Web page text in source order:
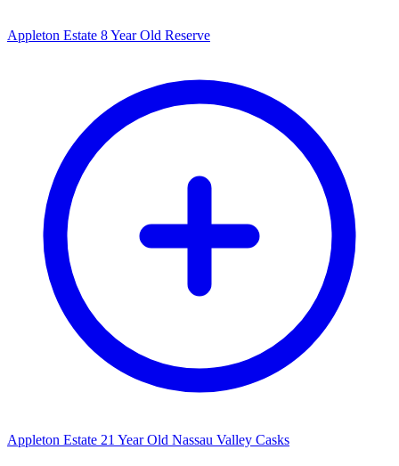
Appleton Estate 8 Year Old Reserve
Appleton Estate 21 Year Old Nassau Valley Casks